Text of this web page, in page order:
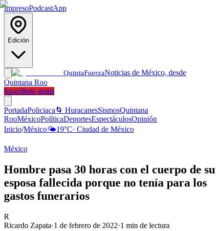
ImpresoPodcastApp
Edición
QuintaFuerzaNoticias de México, desde
Quintana Roo
Suscríbete gratis
PortadaPoliciaca 🌀 HuracanesSismosQuintana
RooMéxicoPolíticaDeportesEspectáculosOpinión
Inicio/México🌤️19°C· Ciudad de México
México
Hombre pasa 30 horas con el cuerpo de su
esposa fallecida porque no tenía para los
gastos funerarios
R
Ricardo Zapata·1 de febrero de 2022·1 min de lectura